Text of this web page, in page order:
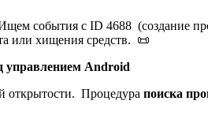
события с ID 4688 (создание
или хищения средств. 📜
управлением Android
открытости. Процедура поиска